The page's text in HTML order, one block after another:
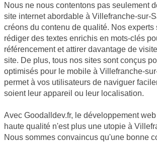
Nous ne nous contentons pas seulement
site internet abordable à Villefranche-sur-
créons du contenu de qualité. Nos experts
rédiger des textes enrichis en mots-clés
référencement et attirer davantage de
site. De plus, tous nos sites sont conçus
optimisés pour le mobile à Villefranche-
permet à vos utilisateurs de naviguer
soient leur appareil ou leur localisation.
Avec Goodalldev.fr, le développement
haute qualité n'est plus une utopie à
Nous sommes convaincus qu'une bonne